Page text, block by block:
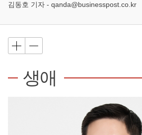
김동호 기자 - qanda@businesspost.co.kr
생애